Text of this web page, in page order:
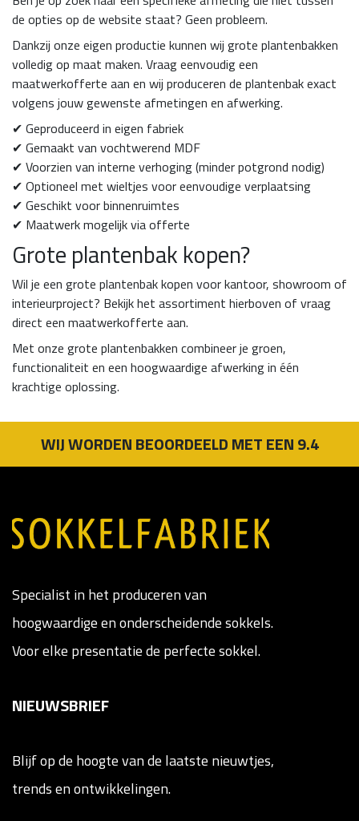
de opties op de website staat? Geen probleem.
Dankzij onze eigen productie kunnen wij grote plantenbakken
volledig op maat maken. Vraag eenvoudig een
maatwerkofferte aan en wij produceren de plantenbak exact
volgens jouw gewenste afmetingen en afwerking.
✔ Geproduceerd in eigen fabriek
✔ Gemaakt van vochtwerend MDF
✔ Voorzien van interne verhoging (minder potgrond nodig)
✔ Optioneel met wieltjes voor eenvoudige verplaatsing
✔ Geschikt voor binnenruimtes
✔ Maatwerk mogelijk via offerte
Grote plantenbak kopen?
Wil je een grote plantenbak kopen voor kantoor, showroom of
interieurproject? Bekijk het assortiment hierboven of vraag
direct een maatwerkofferte aan.
Met onze grote plantenbakken combineer je groen,
functionaliteit en een hoogwaardige afwerking in één
krachtige oplossing.
WIJ WORDEN BEOORDEELD MET EEN 9.4
Specialist in het produceren van
hoogwaardige en onderscheidende sokkels.
Voor elke presentatie de perfecte sokkel.
NIEUWSBRIEF
Blijf op de hoogte van de laatste nieuwtjes,
trends en ontwikkelingen.